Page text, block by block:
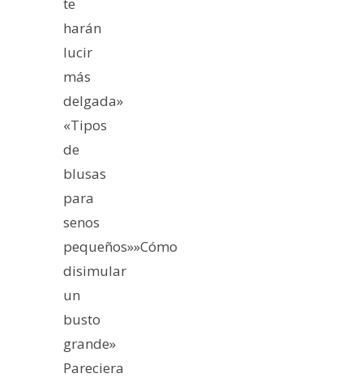
te
harán
lucir
más
delgada»
«Tipos
de
blusas
para
senos
pequeños»»Cómo
disimular
un
busto
grande»
Pareciera